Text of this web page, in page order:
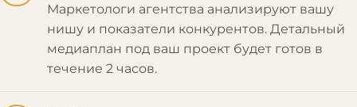
Маркетологи агентства анализируют вашу
нишу и показатели конкурентов. Детальный
медиаплан под ваш проект будет готов в
течение 2 часов.